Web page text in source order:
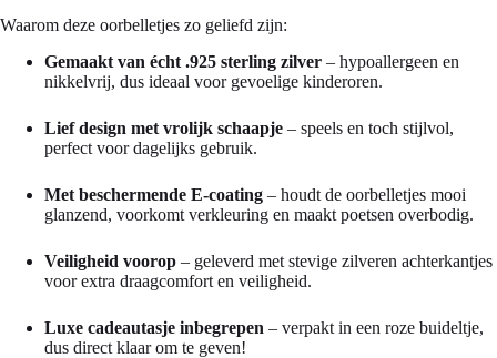
Waarom deze oorbelletjes zo geliefd zijn:
Gemaakt van écht .925 sterling zilver – hypoallergeen en
nikkelvrij, dus ideaal voor gevoelige kinderoren.
Lief design met vrolijk schaapje – speels en toch stijlvol,
perfect voor dagelijks gebruik.
Met beschermende E-coating – houdt de oorbelletjes mooi
glanzend, voorkomt verkleuring en maakt poetsen overbodig.
Veiligheid voorop – geleverd met stevige zilveren achterkantjes
voor extra draagcomfort en veiligheid.
Luxe cadeautasje inbegrepen – verpakt in een roze buideltje,
dus direct klaar om te geven!